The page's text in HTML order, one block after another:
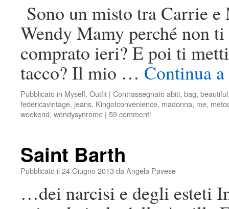
Sono un misto tra Carrie
Wendy Mamy perché non
comprato ieri? E poi ti
tacco? Il mio … Continua
Pubblicato in Myself, Outfit | Contrassegnatoabiti, bag, beautiful
federicavintage, jeans, Kingofconvenience, madonna, me,
weekend, wendysynrome | 59 commenti
Saint Barth
Pubblicato il 24 Giugno 2013 da Angela Pavese
…dei narcisi e degli esteti